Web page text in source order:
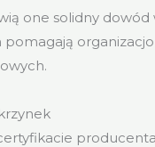
one solidny dowód